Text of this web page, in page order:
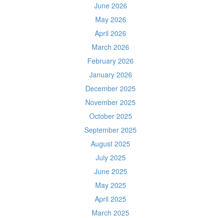
June 2026
May 2026
April 2026
March 2026
February 2026
January 2026
December 2025
November 2025
October 2025
September 2025
August 2025
July 2025
June 2025
May 2025
April 2025
March 2025